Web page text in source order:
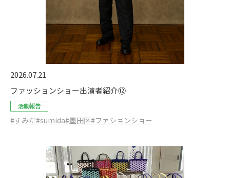
2026.07.21
ファッションショー出演者紹介⑫
活動報告
#すみだ#sumida#墨田区#ファションショー